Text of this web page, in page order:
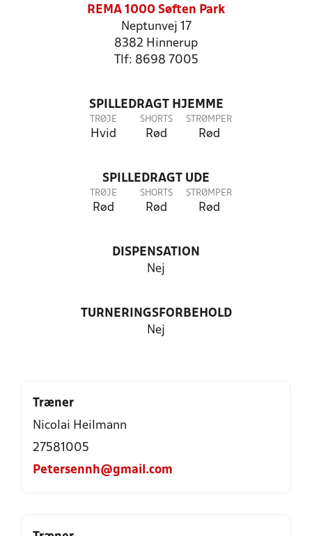
REMA 1000 Søften Park
Neptunvej 17
8382 Hinnerup
Tlf: 8698 7005
SPILLEDRAGT HJEMME
TRØJE
Hvid
SHORTS
Rød
STRØMPER
Rød
SPILLEDRAGT UDE
TRØJE
Rød
SHORTS
Rød
STRØMPER
Rød
DISPENSATION
Nej
TURNERINGSFORBEHOLD
Nej
Træner
Nicolai Heilmann
27581005
Petersennh@gmail.com